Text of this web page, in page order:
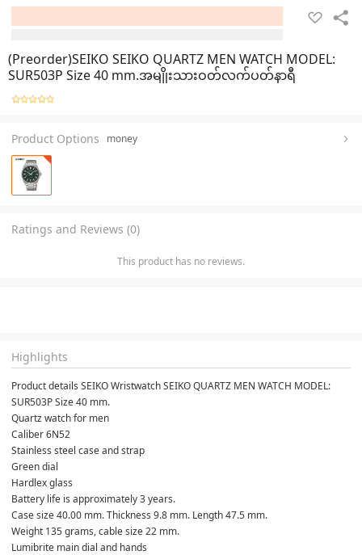
(Preorder)SEIKO SEIKO QUARTZ MEN WATCH MODEL:
SUR503P Size 40 mm.အမျိုးသားဝတ်လက်ပတ်နာရီ
Product Options money
Ratings and Reviews (0)
This product has no reviews.
Highlights
Product details SEIKO Wristwatch SEIKO QUARTZ MEN WATCH MODEL:
SUR503P Size 40 mm.
Quartz watch for men
Caliber 6N52
Stainless steel case and strap
Green dial
Hardlex glass
Battery life is approximately 3 years.
Case size 40.00 mm. Thickness 9.8 mm. Length 47.5 mm.
Weight 135 grams, cable size 22 mm.
Lumibrite main dial and hands